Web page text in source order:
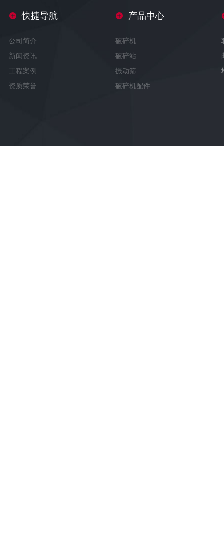
快捷导航
公司简介
新闻资讯
工程案例
资质荣誉
产品中心
破碎机
破碎站
振动筛
破碎机配件